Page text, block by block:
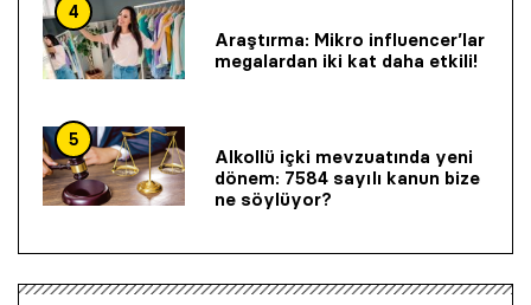
4
Araştırma: Mikro influencer’lar
megalardan iki kat daha etkili!
5
Alkollü içki mevzuatında yeni
dönem: 7584 sayılı kanun bize
ne söylüyor?